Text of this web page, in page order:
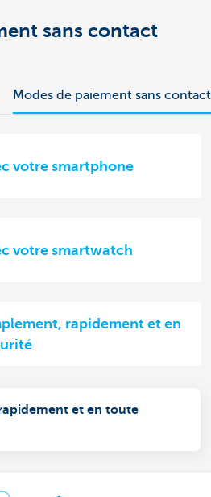
sans contact
Modes de paiement sans contact
votre smartphone
votre smartwatch
rapidement et en
et en toute